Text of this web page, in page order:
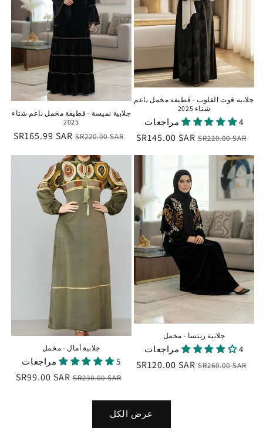
جلابية قوت القلوب - قطيفة مخمل ناعم
شتاء 2025
4 مراجعات
السعر
SR220.00 SAR سعر
SR145.00 SAR
جلابية نميسة - قطيفة مخمل ناعم شتاء
2025
السعر
SR220.00 SAR سعر
SR165.99 SAR
جلابية ريتسا - مخمل
4 مراجعات
السعر
SR260.00 SAR سعر
SR120.00 SAR
جلابية أمال - مخمل
5 مراجعات
السعر
SR230.00 SAR سعر
SR99.00 SAR
عرض الكل